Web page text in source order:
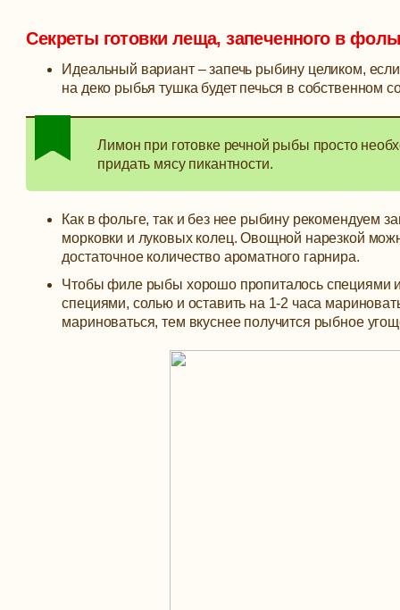
Секреты готовки леща, запеченного в
Идеальный вариант – запечь рыбину целиком,
на деко рыбья тушка будет печься в собственном
Лимон при готовке речной рыбы просто
придать мясу пикантности.
Как в фольге, так и без нее рыбину рекомендуем
морковки и луковых колец. Овощной нарезкой
достаточное количество ароматного гарнира.
Чтобы филе рыбы хорошо пропиталось специями
специями, солью и оставить на 1-2 часа
мариноваться, тем вкуснее получится рыбное